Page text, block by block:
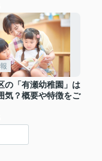
の「有瀬幼稚園」は
気？概要や特徴をご